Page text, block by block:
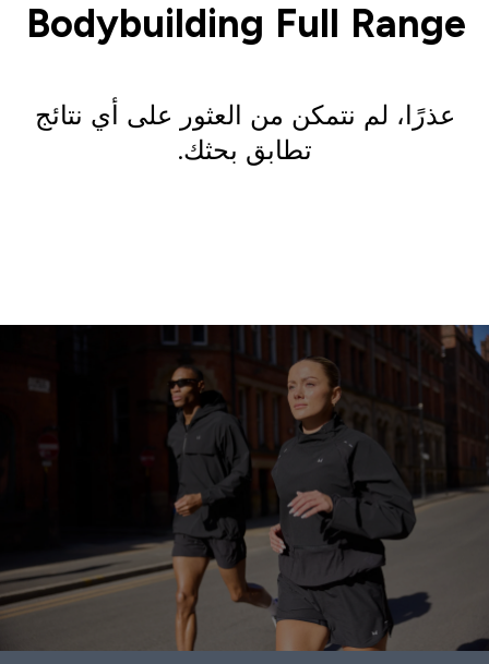
Bodybuilding Full Range
عذرًا، لم نتمكن من العثور على أي نتائج
تطابق بحثك.